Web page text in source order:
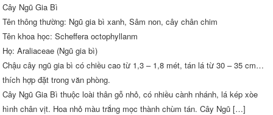
Cây Ngũ Gia Bì
Tên thông thường: Ngũ gia bì xanh, Sâm non, cây chân chim
Tên khoa học: Scheffera octophyllanm
Họ: Araliaceae (Ngũ gia bì)
Chậu cây ngũ gia bì có chiều cao từ 1,3 – 1,8 mét, tán lá từ 30 – 35 cm…
thích hợp đặt trong văn phòng.
Cây Ngũ Gia Bì thuộc loài thân gỗ nhỏ, có nhiều cành nhánh, lá kép xòe
hình chân vịt. Hoa nhỏ màu trắng mọc thành chùm tán. Cây Ngũ […]